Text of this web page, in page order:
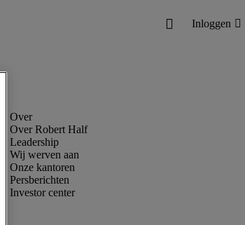
Over Robert Half
Leadership
Wij werven aan
Onze kantoren
Persberichten
Investor center